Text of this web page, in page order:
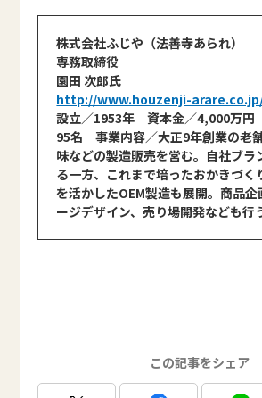
株式会社ふじや（法善寺あられ）
専務取締役
園田 次郎氏
http://www.houzenji-
設立／1953年 資本金／4,000万
95名 事業内容／大正9年創業の老
味などの製造販売を営む。自社ブラ
る一方、これまで培ったおかきづく
を活かしたOEM製造も展開。商品
ージデザイン、売り場開発なども行う
この記事をシェア